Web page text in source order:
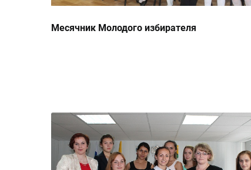
Месячник Молодого избирателя